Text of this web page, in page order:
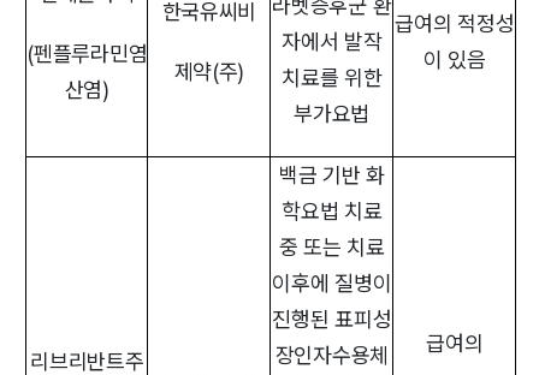
(펜플루라민염
산염)
한국유씨비
제약(주)
자에서 발작
치료를 위한
부가요법
급여의 적정성
이 있음
리브리반트주
백금 기반 화
학요법 치료
중 또는 치료
이후에 질병이
진행된 표피성
장인자수용체
급여의